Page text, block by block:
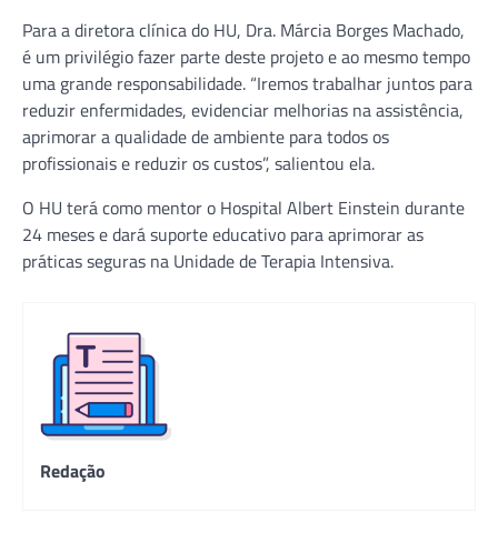
Para a diretora clínica do HU, Dra. Márcia Borges Machado,
é um privilégio fazer parte deste projeto e ao mesmo tempo
uma grande responsabilidade. “Iremos trabalhar juntos para
reduzir enfermidades, evidenciar melhorias na assistência,
aprimorar a qualidade de ambiente para todos os
profissionais e reduzir os custos”, salientou ela.
O HU terá como mentor o Hospital Albert Einstein durante
24 meses e dará suporte educativo para aprimorar as
práticas seguras na Unidade de Terapia Intensiva.
Redação